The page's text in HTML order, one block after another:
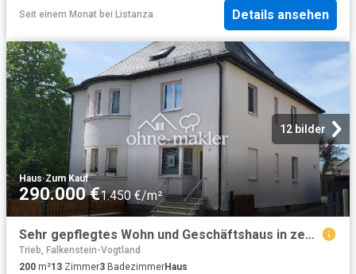
Seit einem Monat bei Listanza Details ansehen
12 bilder
Haus·Zum Kauf
290.000 €1.450 €/m²
Sehr gepflegtes Wohn und Geschäftshaus in zentrumsnähe von Treuen
Trieb, Falkenstein-Vogtland
200 m²13 Zimmer3 BadezimmerHaus